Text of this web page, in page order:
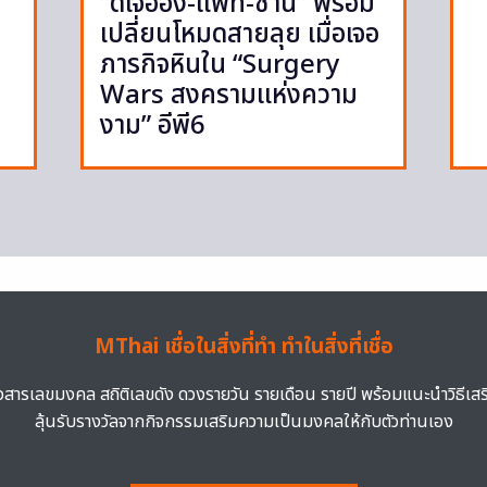
เปลี่ยนโหมดสายลุย เมื่อเจอ
ภารกิจหินใน “Surgery
Wars สงครามแห่งความ
งาม” อีพี6
MThai เชื่อในสิ่งที่ทำ ทำในสิ่งที่เชื่อ
สารเลขมงคล สถิติเลขดัง ดวงรายวัน รายเดือน รายปี พร้อมแนะนำวิธีเส
ลุ้นรับรางวัลจากกิจกรรมเสริมความเป็นมงคลให้กับตัวท่านเอง